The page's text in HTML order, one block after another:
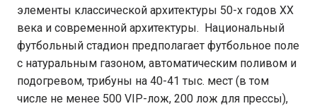
элементы классической архитектуры 50-х годов ХХ
века и современной архитектуры. Национальный
футбольный стадион предполагает футбольное поле
с натуральным газоном, автоматическим поливом и
подогревом, трибуны на 40-41 тыс. мест (в том
числе не менее 500 VIP-лож, 200 лож для прессы),